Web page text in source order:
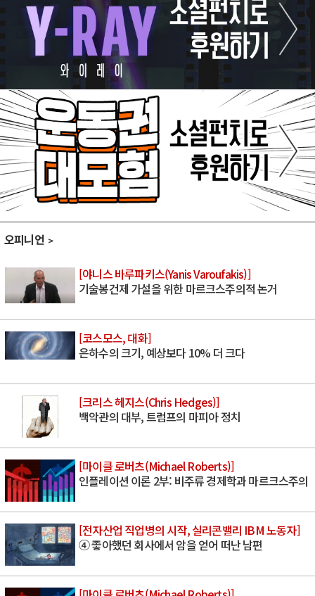
오피니언
[야니스 바루파키스(Yanis Varoufakis)]
기술봉건제 가설을 위한 마르크스주의적 논거
[코스모스, 대화]
은하수의 크기, 예상보다 10% 더 크다
[크리스 헤지스(Chris Hedges)]
백악관의 대부, 트럼프의 마피아 정치
[마이클 로버츠(Michael Roberts)]
인플레이션 이론 2부: 비주류 경제학과 마르크스주의
[전자산업 직업병의 시작, 실리콘밸리 IBM 노동자]
④ 좋아했던 회사에서 암을 얻어 떠난 남편